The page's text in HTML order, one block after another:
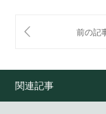
関連記事